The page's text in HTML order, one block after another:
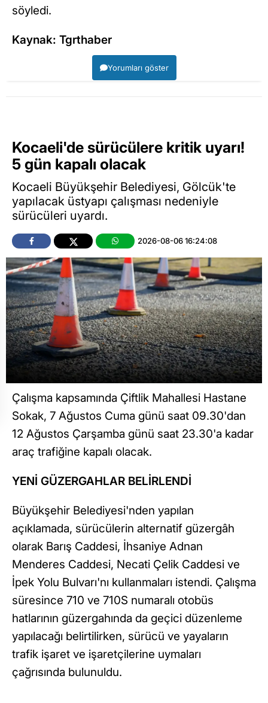
söyledi.
Kaynak: Tgrthaber
Yorumları göster
Kocaeli'de sürücülere kritik uyarı!
5 gün kapalı olacak
Kocaeli Büyükşehir Belediyesi, Gölcük'te
yapılacak üstyapı çalışması nedeniyle
sürücüleri uyardı.
2026-08-06 16:24:08
Çalışma kapsamında Çiftlik Mahallesi Hastane
Sokak, 7 Ağustos Cuma günü saat 09.30'dan
12 Ağustos Çarşamba günü saat 23.30'a kadar
araç trafiğine kapalı olacak.
YENİ GÜZERGAHLAR BELİRLENDİ
Büyükşehir Belediyesi'nden yapılan
açıklamada, sürücülerin alternatif güzergâh
olarak Barış Caddesi, İhsaniye Adnan
Menderes Caddesi, Necati Çelik Caddesi ve
İpek Yolu Bulvarı'nı kullanmaları istendi. Çalışma
süresince 710 ve 710S numaralı otobüs
hatlarının güzergahında da geçici düzenleme
yapılacağı belirtilirken, sürücü ve yayaların
trafik işaret ve işaretçilerine uymaları
çağrısında bulunuldu.